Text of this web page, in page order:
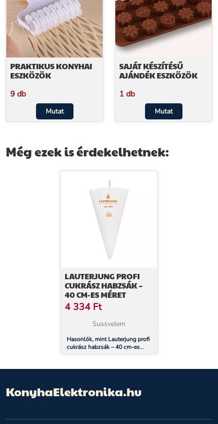
PRAKTIKUS KONYHAI
ESZKÖZÖK
9 db
Mutat
SAJÁT KÉSZÍTÉSŰ
AJÁNDÉK ESZKÖZÖK
1 db
Mutat
Még ezek is érdekelhetnek:
LAUTERJUNG PROFI
CUKRÁSZ HABZSÁK –
40 CM-ES MÉRET
4 334 Ft
Sussvelem
Hasonlók, mint Lauterjung profi
cukrász habzsák – 40 cm-es
méret
KonyhaElektronika.hu